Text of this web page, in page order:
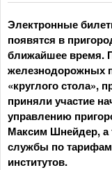
Электронные
появятся в
ближайшее время.
железнодорожных
«круглого стола»,
приняли участие
управлению
Максим Шнейдер, а
службы по
институтов.